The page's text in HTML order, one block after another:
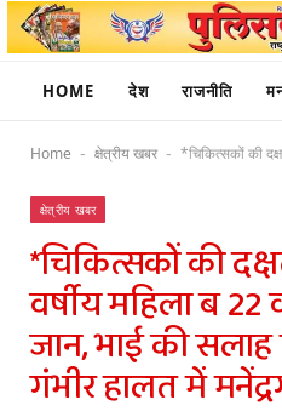
HOME देश राजनीति
Home - क्षेत्रीय खबर - *चिकित्सकों की दक्षता ने बचाई 67 वर्षीय
क्षेत्रीय खबर
*चिकित्सकों की
वर्षीय महिला ब
जान, भाई की
गंभीर हालत में